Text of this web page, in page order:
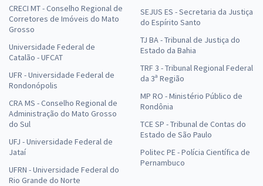
CRECI MT - Conselho Regional de
Corretores de Imóveis do Mato
Grosso
Universidade Federal de
Catalão - UFCAT
UFR - Universidade Federal de
Rondonópolis
CRA MS - Conselho Regional de
Administração do Mato Grosso
do Sul
UFJ - Universidade Federal de
Jataí
UFRN - Universidade Federal do
Rio Grande do Norte
SEJUS ES - Secretaria da Justiça
do Espírito Santo
TJ BA - Tribunal de Justiça do
Estado da Bahia
TRF 3 - Tribunal Regional Federal
da 3ª Região
MP RO - Ministério Público de
Rondônia
TCE SP - Tribunal de Contas do
Estado de São Paulo
Politec PE - Polícia Científica de
Pernambuco